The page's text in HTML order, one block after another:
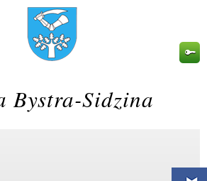
Przejdź
Bystra-Sidzina